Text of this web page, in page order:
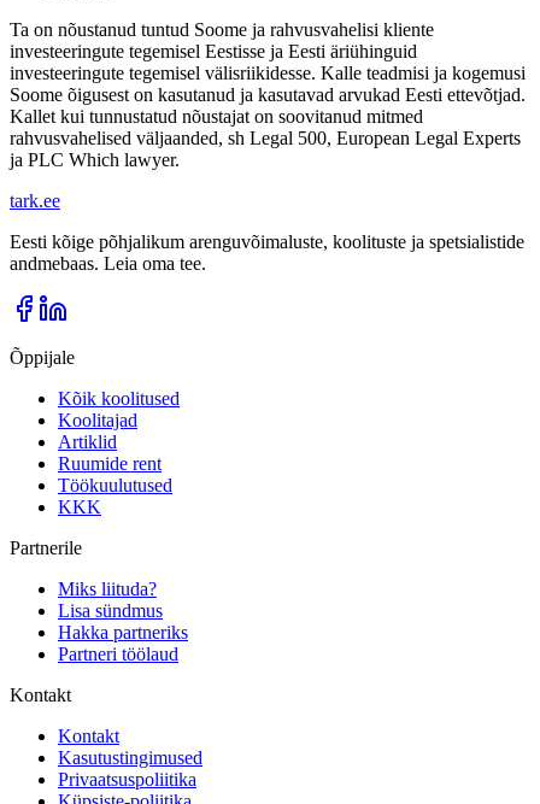
Ta on nõustanud tuntud Soome ja rahvusvahelisi kliente
investeeringute tegemisel Eestisse ja Eesti äriühinguid
investeeringute tegemisel välisriikidesse. Kalle teadmisi ja kogemusi
Soome õigusest on kasutanud ja kasutavad arvukad Eesti ettevõtjad.
Kallet kui tunnustatud nõustajat on soovitanud mitmed
rahvusvahelised väljaanded, sh Legal 500, European Legal Experts
ja PLC Which lawyer.
tark.ee
Eesti kõige põhjalikum arenguvõimaluste, koolituste ja spetsialistide
andmebaas. Leia oma tee.
Õppijale
Kõik koolitused
Koolitajad
Artiklid
Ruumide rent
Töökuulutused
KKK
Partnerile
Miks liituda?
Lisa sündmus
Hakka partneriks
Partneri töölaud
Kontakt
Kontakt
Kasutustingimused
Privaatsuspoliitika